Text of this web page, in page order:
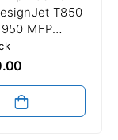
T850
MFP